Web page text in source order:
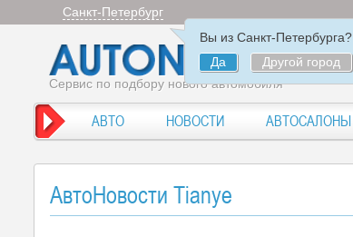
Санкт-Петербург
Вы из Санкт-Петербурга?
Да
Другой город
Сервис по подбору нового автомобиля
АВТО НОВОСТИ АВТОСАЛОНЫ
АвтоНовости Tianye